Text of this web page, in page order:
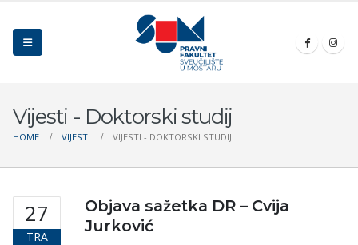
Vijesti - Doktorski studij
HOME VIJESTI VIJESTI - DOKTORSKI STUDIJ
27
TRA
Objava sažetka DR – Cvija
Jurković